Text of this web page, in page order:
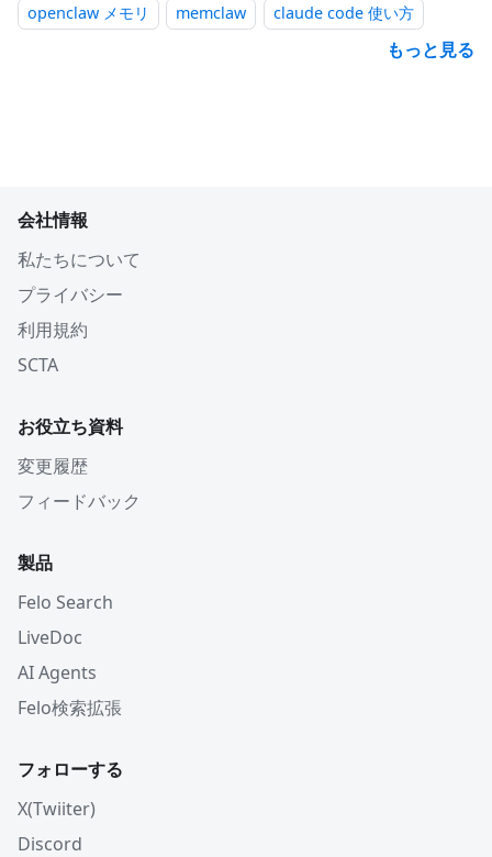
openclaw メモリ
memclaw claude code 使い方
もっと見る
会社情報
私たちについて
プライバシー
利用規約
SCTA
お役立ち資料
変更履歴
フィードバック
製品
Felo Search
LiveDoc
AI Agents
Felo検索拡張
フォローする
X(Twiiter)
Discord